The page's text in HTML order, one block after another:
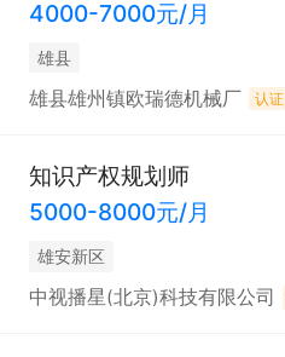
4000-7000元/月
雄县
雄县雄州镇欧瑞德机械厂 认证
知识产权规划师
5000-8000元/月
雄安新区
中视播星(北京)科技有限公司